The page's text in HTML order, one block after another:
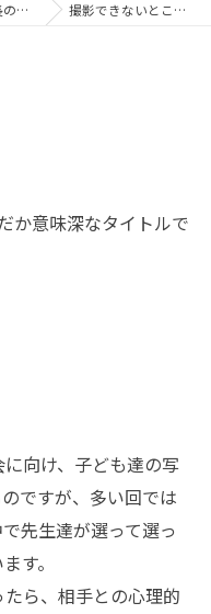
然 撮影できないところに
か意味深なタイトルで
向け、子ども達の写
ですが、多い回では
先生達が選って選っ
す。
ら、相手との心理的